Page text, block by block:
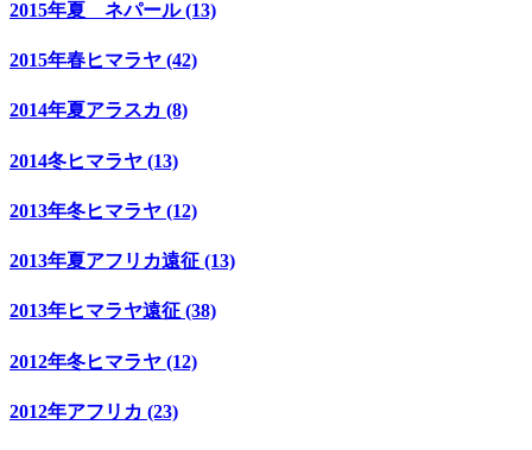
2015年夏 ネパール (13)
2015年春ヒマラヤ (42)
2014年夏アラスカ (8)
2014冬ヒマラヤ (13)
2013年冬ヒマラヤ (12)
2013年夏アフリカ遠征 (13)
2013年ヒマラヤ遠征 (38)
2012年冬ヒマラヤ (12)
2012年アフリカ (23)